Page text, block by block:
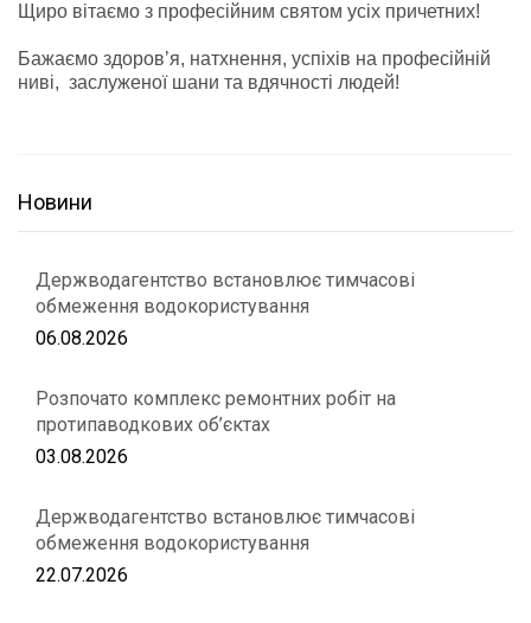
Щиро вітаємо з професійним святом усіх причетних!
Бажаємо здоров’я, натхнення, успіхів на професійній
ниві, заслуженої шани та вдячності людей!
Новини
Держводагентство встановлює тимчасові
обмеження водокористування
06.08.2026
Розпочато комплекс ремонтних робіт на
протипаводкових об’єктах
03.08.2026
Держводагентство встановлює тимчасові
обмеження водокористування
22.07.2026